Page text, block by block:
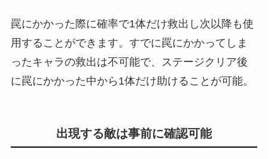
罠にかかった際に確率で1体だけ救出し次以降も使
用することができます。すでに罠にかかってしま
ったキャラの救出は不可能で、ステージクリア後
に罠にかかった中から1体だけ助けることが可能。
出現する敵は事前に確認可能